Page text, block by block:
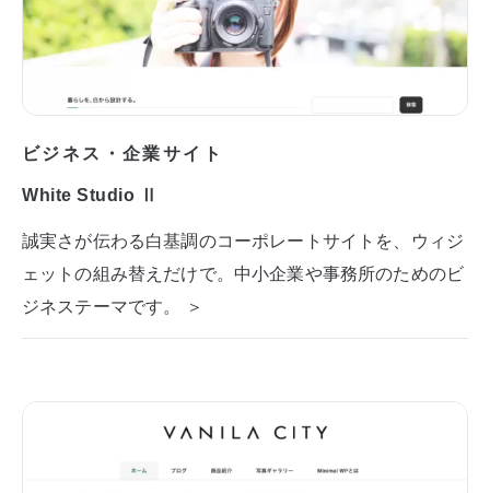
ビジネス・企業サイト
White Studio Ⅱ
誠実さが伝わる白基調のコーポレートサイトを、ウィジ
ェットの組み替えだけで。中小企業や事務所のためのビ
ジネステーマです。 ＞